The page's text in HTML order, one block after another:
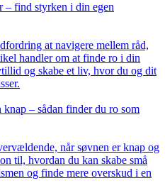
– find styrken i din egen
at navigere mellem råd,
handler om at finde ro i din
og skabe et liv, hvor du og dit
– sådan finder du ro som
når søvnen er knap og
til, hvordan du kan skabe små
og finde mere overskud i en